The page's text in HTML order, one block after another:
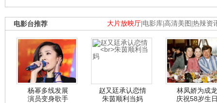
大片放映厅 电影库 高清美图 热辣资
电影台推荐
杨幂多线发展
演员变身歌手
赵又廷承认恋情
朱茵顺利当妈
林凤娇为成龙
庆祝58岁生